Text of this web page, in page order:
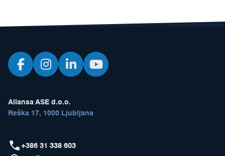
Aliansa ASE d.o.o.
Reška 17, 1000 Ljubljana
+386 31 338 603